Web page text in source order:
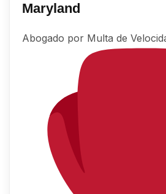
Maryland
Abogado por Multa de